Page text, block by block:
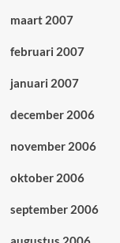
maart 2007
februari 2007
januari 2007
december 2006
november 2006
oktober 2006
september 2006